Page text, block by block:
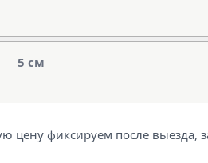
5 см
цену фиксируем после выезда,